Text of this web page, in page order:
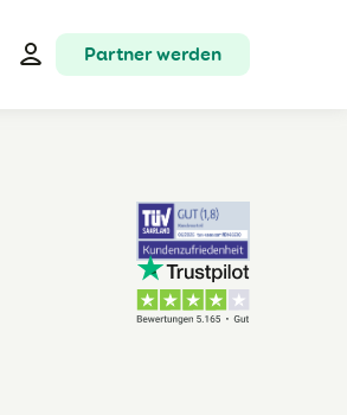
Partner werden